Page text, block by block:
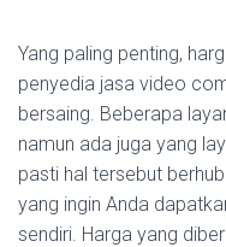
Yang paling penting,
penyedia jasa video
bersaing. Beberapa
namun ada juga yang
pasti hal tersebut
yang ingin Anda
sendiri. Harga yang